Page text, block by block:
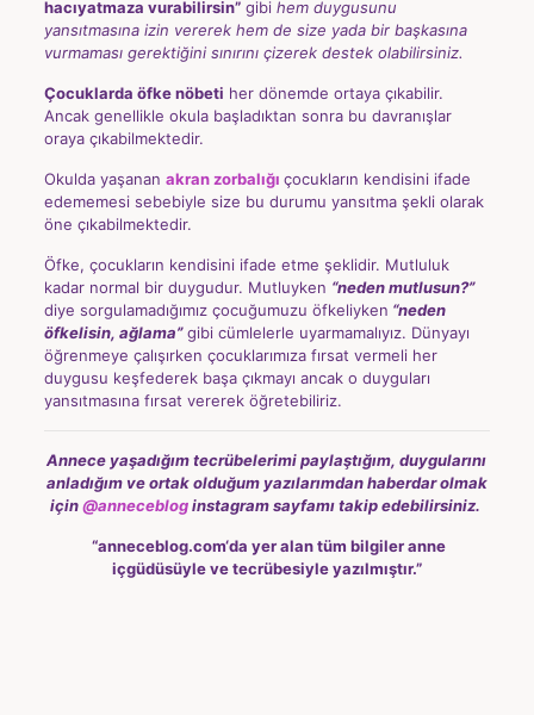
hacıyatmaza vurabilirsin”gibi hem duygusunu
yansıtmasına izin vererek hem de size yada bir başkasına
vurmaması gerektiğini sınırını çizerek destek olabilirsiniz.
Çocuklarda öfke nöbeti her dönemde ortaya çıkabilir.
Ancak genellikle okula başladıktan sonra bu davranışlar
oraya çıkabilmektedir.
Okulda yaşanan akran zorbalığı çocukların kendisini ifade
edememesi sebebiyle size bu durumu yansıtma şekli olarak
öne çıkabilmektedir.
Öfke, çocukların kendisini ifade etme şeklidir. Mutluluk
kadar normal bir duygudur. Mutluyken “neden mutlusun?”
diye sorgulamadığımız çocuğumuzu öfkeliyken “neden
öfkelisin, ağlama” gibi cümlelerle uyarmamalıyız. Dünyayı
öğrenmeye çalışırken çocuklarımıza fırsat vermeli her
duygusu keşfederek başa çıkmayı ancak o duyguları
yansıtmasına fırsat vererek öğretebiliriz.
Annece yaşadığım tecrübelerimi paylaştığım, duygularını
anladığım ve ortak olduğum yazılarımdanhaberdar olmak
için@annecebloginstagram sayfamı takip edebilirsiniz.
“anneceblog.com‘da yer alan tüm bilgiler anne
içgüdüsüyle ve tecrübesiyle yazılmıştır.”